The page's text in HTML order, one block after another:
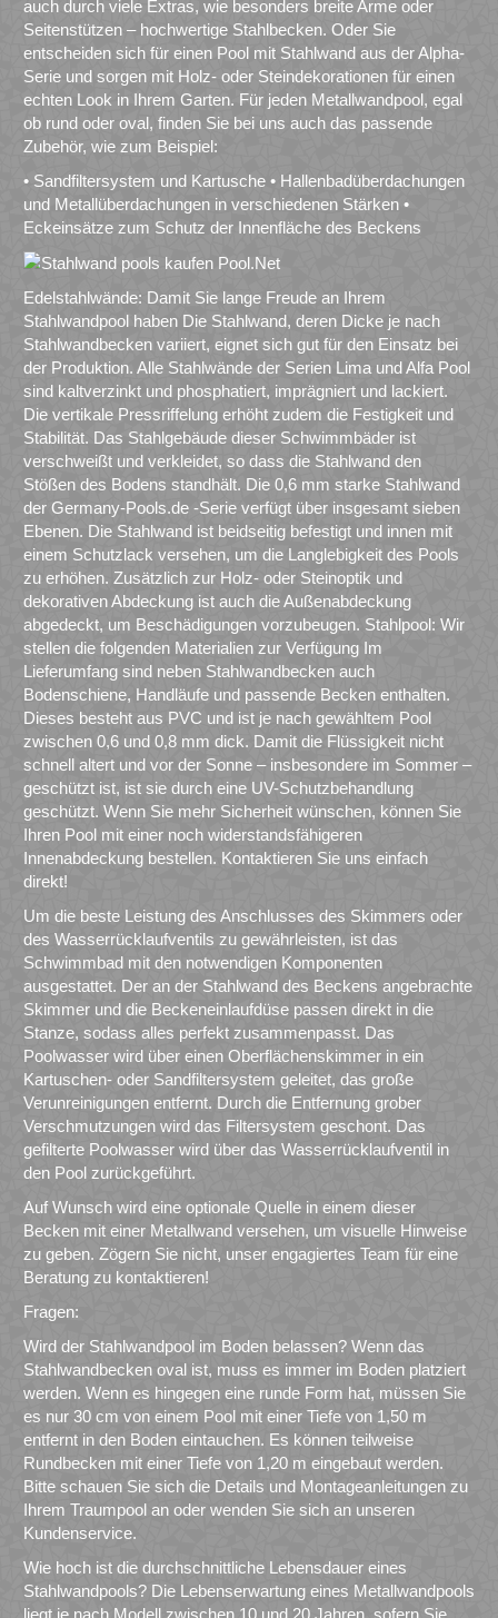
auch durch viele Extras, wie besonders breite Arme oder
Seitenstützen – hochwertige Stahlbecken. Oder Sie
entscheiden sich für einen Pool mit Stahlwand aus der Alpha-
Serie und sorgen mit Holz- oder Steindekorationen für einen
echten Look in Ihrem Garten. Für jeden Metallwandpool, egal
ob rund oder oval, finden Sie bei uns auch das passende
Zubehör, wie zum Beispiel:
• Sandfiltersystem und Kartusche • Hallenbadüberdachungen
und Metallüberdachungen in verschiedenen Stärken •
Eckeinsätze zum Schutz der Innenfläche des Beckens
Edelstahlwände: Damit Sie lange Freude an Ihrem
Stahlwandpool haben Die Stahlwand, deren Dicke je nach
Stahlwandbecken variiert, eignet sich gut für den Einsatz bei
der Produktion. Alle Stahlwände der Serien Lima und Alfa Pool
sind kaltverzinkt und phosphatiert, imprägniert und lackiert.
Die vertikale Pressriffelung erhöht zudem die Festigkeit und
Stabilität. Das Stahlgebäude dieser Schwimmbäder ist
verschweißt und verkleidet, so dass die Stahlwand den
Stößen des Bodens standhält. Die 0,6 mm starke Stahlwand
der Germany-Pools.de -Serie verfügt über insgesamt sieben
Ebenen. Die Stahlwand ist beidseitig befestigt und innen mit
einem Schutzlack versehen, um die Langlebigkeit des Pools
zu erhöhen. Zusätzlich zur Holz- oder Steinoptik und
dekorativen Abdeckung ist auch die Außenabdeckung
abgedeckt, um Beschädigungen vorzubeugen. Stahlpool: Wir
stellen die folgenden Materialien zur Verfügung Im
Lieferumfang sind neben Stahlwandbecken auch
Bodenschiene, Handläufe und passende Becken enthalten.
Dieses besteht aus PVC und ist je nach gewähltem Pool
zwischen 0,6 und 0,8 mm dick. Damit die Flüssigkeit nicht
schnell altert und vor der Sonne – insbesondere im Sommer –
geschützt ist, ist sie durch eine UV-Schutzbehandlung
geschützt. Wenn Sie mehr Sicherheit wünschen, können Sie
Ihren Pool mit einer noch widerstandsfähigeren
Innenabdeckung bestellen. Kontaktieren Sie uns einfach
direkt!
Um die beste Leistung des Anschlusses des Skimmers oder
des Wasserrücklaufventils zu gewährleisten, ist das
Schwimmbad mit den notwendigen Komponenten
ausgestattet. Der an der Stahlwand des Beckens angebrachte
Skimmer und die Beckeneinlaufdüse passen direkt in die
Stanze, sodass alles perfekt zusammenpasst. Das
Poolwasser wird über einen Oberflächenskimmer in ein
Kartuschen- oder Sandfiltersystem geleitet, das große
Verunreinigungen entfernt. Durch die Entfernung grober
Verschmutzungen wird das Filtersystem geschont. Das
gefilterte Poolwasser wird über das Wasserrücklaufventil in
den Pool zurückgeführt.
Auf Wunsch wird eine optionale Quelle in einem dieser
Becken mit einer Metallwand versehen, um visuelle Hinweise
zu geben. Zögern Sie nicht, unser engagiertes Team für eine
Beratung zu kontaktieren!
Fragen:
Wird der Stahlwandpool im Boden belassen? Wenn das
Stahlwandbecken oval ist, muss es immer im Boden platziert
werden. Wenn es hingegen eine runde Form hat, müssen Sie
es nur 30 cm von einem Pool mit einer Tiefe von 1,50 m
entfernt in den Boden eintauchen. Es können teilweise
Rundbecken mit einer Tiefe von 1,20 m eingebaut werden.
Bitte schauen Sie sich die Details und Montageanleitungen zu
Ihrem Traumpool an oder wenden Sie sich an unseren
Kundenservice.
Wie hoch ist die durchschnittliche Lebensdauer eines
Stahlwandpools? Die Lebenserwartung eines Metallwandpools